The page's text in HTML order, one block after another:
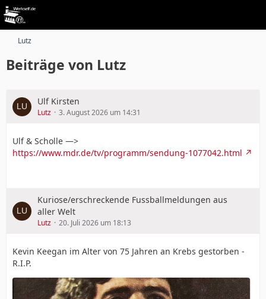
Lutz
Beiträge von Lutz
Ulf Kirsten
Lutz 3. August 2026 um 14:31
Ulf & Scholle —>
https://www.mdr.de/tv/programm/sendung-1077042.html
Kuriose/erschreckende Fussballmeldungen aus
aller Welt
Lutz 20. Juli 2026 um 18:13
Kevin Keegan im Alter von 75 Jahren an Krebs gestorben -
R.I.P.